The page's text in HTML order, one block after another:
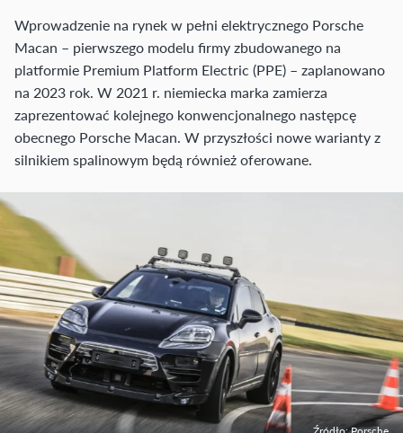
Wprowadzenie na rynek w pełni elektrycznego Porsche
Macan – pierwszego modelu firmy zbudowanego na
platformie Premium Platform Electric (PPE) – zaplanowano
na 2023 rok. W 2021 r. niemiecka marka zamierza
zaprezentować kolejnego konwencjonalnego następcę
obecnego Porsche Macan. W przyszłości nowe warianty z
silnikiem spalinowym będą również oferowane.